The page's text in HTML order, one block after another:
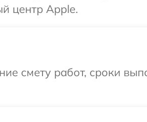
центр Apple.
смету работ, сроки